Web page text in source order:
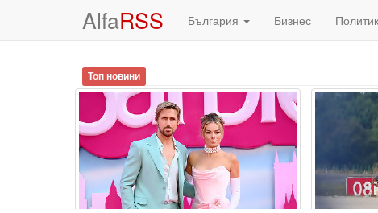
AlfaRSS България Бизнес
Топ новини